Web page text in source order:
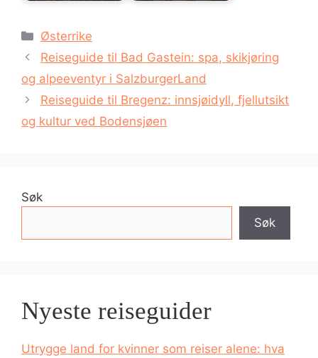
Kategorier
Østerrike
Reiseguide til Bad Gastein: spa, skikjøring
og alpeeventyr i SalzburgerLand
Reiseguide til Bregenz: innsjøidyll, fjellutsikt
og kultur ved Bodensjøen
Søk
Søk
Nyeste reiseguider
Utrygge land for kvinner som reiser alene: hva